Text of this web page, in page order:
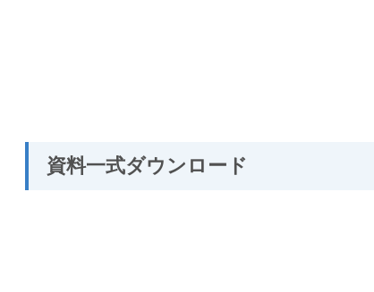
資料一式ダウンロード